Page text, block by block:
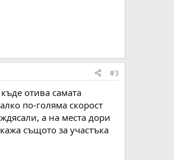
#3
отива самата
по-голяма скорост
а на места дори
същото за участъка